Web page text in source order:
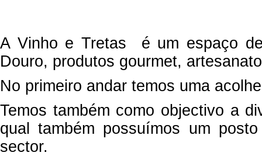
A Vinho e Tretas é um espaço
Douro, produtos gourmet,
No primeiro andar temos uma
Temos também como objectivo a
qual também possuímos um
sector.